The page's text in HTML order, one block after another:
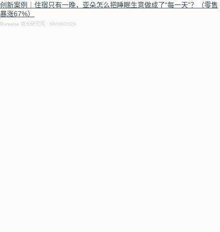
创新案例｜住宿只有一晚，亚朵怎么把睡眠生意做成了“每一天”？（零售
暴涨67%）
Runwise 增长研究院 08/08/2026